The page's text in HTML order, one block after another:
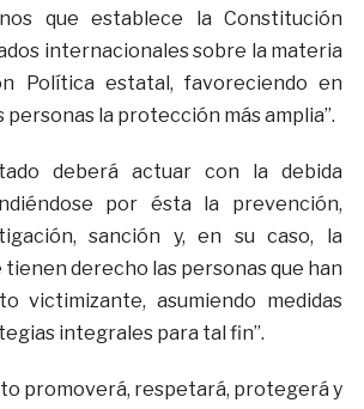
que establece la Constitución
internacionales sobre la materia
Política estatal, favoreciendo en
personas la protección más amplia”.
deberá actuar con la debida
por ésta la prevención,
sanción y, en su caso, la
tienen derecho las personas que han
victimizante, asumiendo medidas
integrales para tal fin”.
promoverá, respetará, protegerá y